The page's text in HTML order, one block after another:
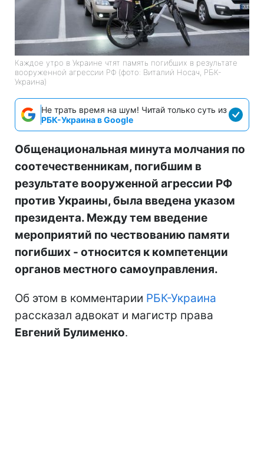
Каждое утро в Украине чтят память погибших в результате
вооруженной агрессии РФ (фото: Виталий Носач, РБК-
Украина)
Не трать время на шум! Читай только суть из
РБК-Украина в Google
Общенациональная минута молчания по
соотечественникам, погибшим в
результате вооруженной агрессии РФ
против Украины, была введена указом
президента. Между тем введение
мероприятий по чествованию памяти
погибших - относится к компетенции
органов местного самоуправления.
Об этом в комментарии РБК-Украина
рассказал адвокат и магистр права
Евгений Булименко.